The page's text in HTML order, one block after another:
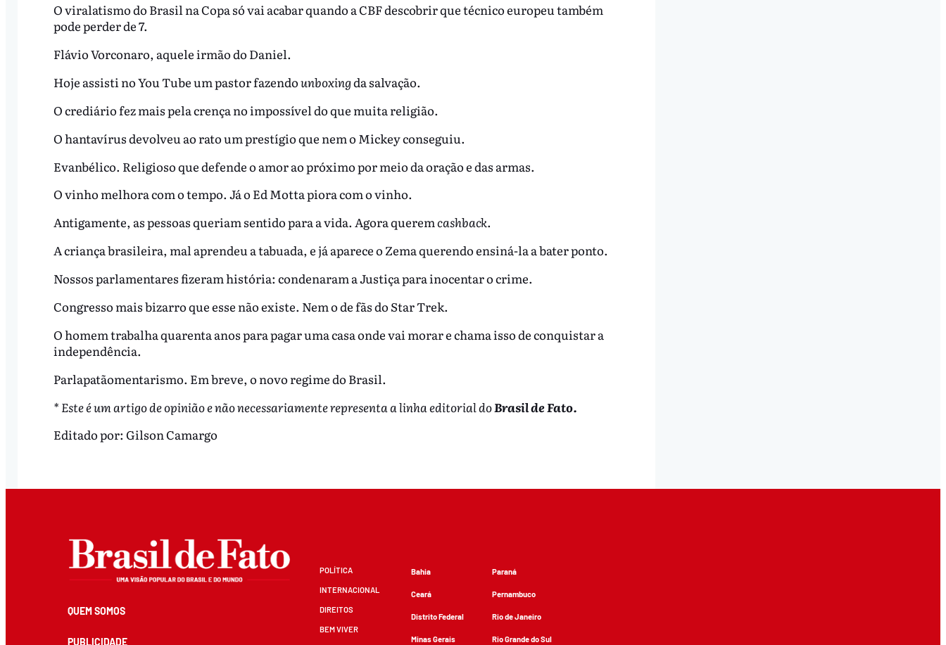
O viralatismo do Brasil na Copa só vai acabar quando a CBF descobrir que técnico europeu também
pode perder de 7.
Flávio Vorconaro, aquele irmão do Daniel.
Hoje assisti no You Tube um pastor fazendounboxingda salvação.
O crediário fez mais pela crença no impossível do que muita religião.
O hantavírus devolveu ao rato um prestígio que nem o Mickey conseguiu.
Evanbélico. Religioso que defende o amor ao próximo por meio da oração e das armas.
O vinho melhora com o tempo. Já o Ed Motta piora com o vinho.
Antigamente, as pessoas queriam sentido para a vida. Agora queremcashback.
A criança brasileira, mal aprendeu a tabuada, e já aparece o Zema querendo ensiná-la a bater ponto.
Nossos parlamentares fizeram história: condenaram a Justiça para inocentar o crime.
Congresso mais bizarro que esse não existe. Nem o de fãs do Star Trek.
O homem trabalha quarenta anos para pagar uma casa onde vai morar e chama isso de conquistar a
independência.
Parlapatãomentarismo. Em breve, o novo regime do Brasil.
* Este é um artigo de opinião e não necessariamente representa a linha editorial doBrasil de Fato.
Editado por: Gilson Camargo
QUEM SOMOS
PUBLICIDADE
POLÍTICA
INTERNACIONAL
DIREITOS
BEM VIVER
Bahia
Ceará
Distrito Federal
Minas Gerais
Paraná
Pernambuco
Rio de Janeiro
Rio Grande do Sul